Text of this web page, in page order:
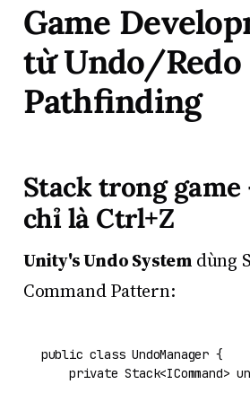
Game
từ Undo/Redo
Pathfinding
Stack trong
chỉ là Ctrl+Z
Unity's Undo Systemdùng
Command Pattern:
public class UndoManager {
private Stack<ICommand>